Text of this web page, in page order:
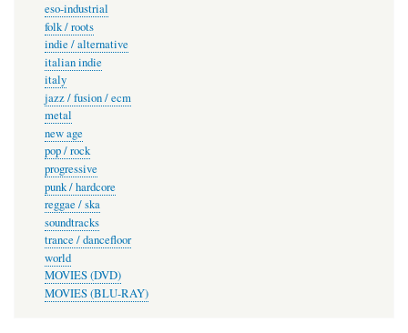
eso-industrial
folk / roots
indie / alternative
italian indie
italy
jazz / fusion / ecm
metal
new age
pop / rock
progressive
punk / hardcore
reggae / ska
soundtracks
trance / dancefloor
world
MOVIES (DVD)
MOVIES (BLU-RAY)